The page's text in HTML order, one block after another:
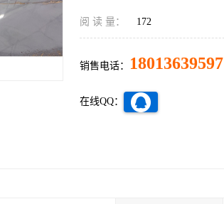
阅 读 量： 172
销售电话： 18013639597
在线QQ：